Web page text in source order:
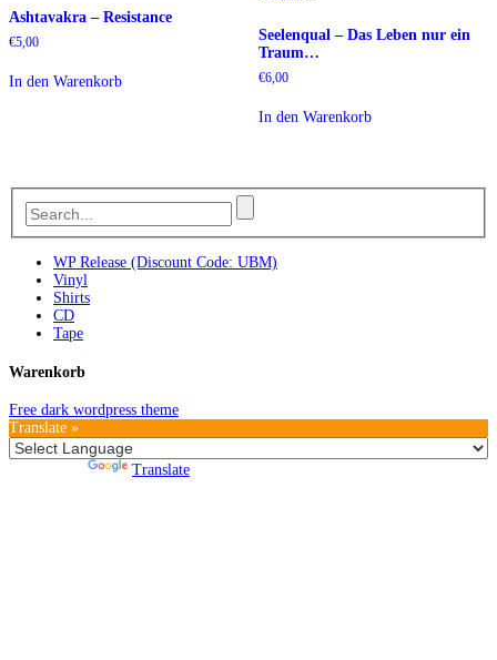
Ashtavakra – Resistance
€5,00
In den Warenkorb
Seelenqual – Das Leben nur ein
Traum…
€6,00
In den Warenkorb
WP Release (Discount Code: UBM)
Vinyl
Shirts
CD
Tape
Warenkorb
Free dark wordpress theme
Translate »
Translate